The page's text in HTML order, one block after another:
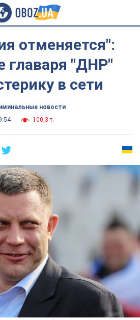
отменяется":
главаря "ДНР"
в сети
новости
100,3 т.